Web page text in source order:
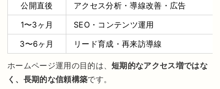
公開直後
アクセス分析・導線改善・広告
1〜3ヶ月
SEO・コンテンツ運用
3〜6ヶ月
リード育成・再来訪導線
ホームページ運用の目的は、短期的なアクセス増ではな
く、長期的な信頼構築です。